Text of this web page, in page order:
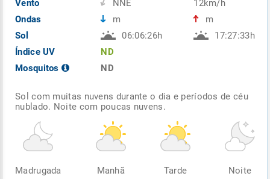
Vento
Ondas
Sol
Índice UV
Mosquitos
NNE
m
06:06:26h
ND
ND
12km/h
m
17:27:33h
Sol com muitas nuvens durante o dia e períodos de céu
nublado. Noite com poucas nuvens.
Madrugada Manhã Tarde Noite